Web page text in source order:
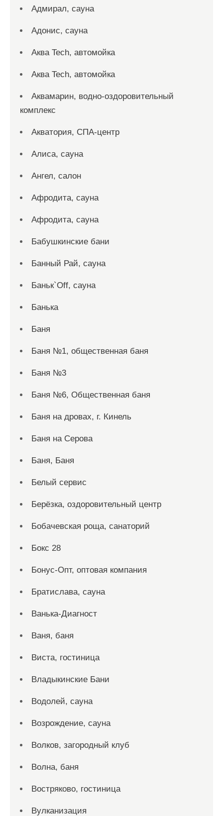
Адмирал, сауна
Адонис, сауна
Аква Tech, автомойка
Аква Tech, автомойка
Аквамарин, водно-оздоровительный
комплекс
Акватория, СПА-центр
Алиса, сауна
Ангел, салон
Афродита, сауна
Афродита, сауна
Бабушкинские бани
Банный Рай, сауна
Баньк`Off, сауна
Банька
Баня
Баня №1, общественная баня
Баня №3
Баня №6, Общественная баня
Баня на дровах, г. Кинель
Баня на Серова
Баня, Баня
Белый сервис
Берёзка, оздоровительный центр
Бобачевская роща, санаторий
Бокс 28
Бонус-Опт, оптовая компания
Братислава, сауна
Ванька-Диагност
Ваня, баня
Виста, гостиница
Владыкинские Бани
Водолей, сауна
Возрождение, сауна
Волков, загородный клуб
Волна, баня
Востряково, гостиница
Вулканизация